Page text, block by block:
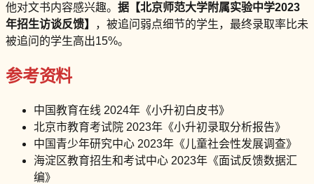
他对文书内容感兴趣。 据【北京师范大学附属实验中学2023
年招生访谈反馈】
，被追问弱点细节的学生，最终录取率比未
被追问的学生高出15%。
参考资料
中国教育在线 2024年《小升初白皮书》
北京市教育考试院 2023年《小升初录取分析报告》
中国青少年研究中心 2023年《儿童社会性发展调查》
海淀区教育招生和考试中心 2023年《面试反馈数据汇
编》